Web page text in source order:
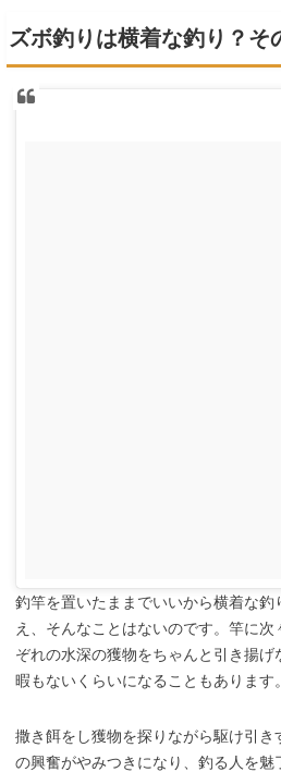
ズボ釣りは横着な釣り？そ
釣竿を置いたままでいいから横着な
え、そんなことはないのです。竿に
ぞれの水深の獲物をちゃんと引き揚げ
暇もないくらいになることもあります。
撒き餌をし獲物を探りながら駆け引
の興奮がやみつきになり、釣る人を魅